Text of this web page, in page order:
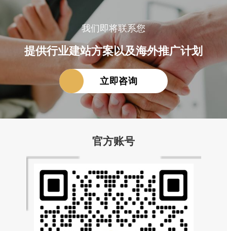
我们即将联系您
提供行业建站方案以及海外推广计划
立即咨询
官方账号